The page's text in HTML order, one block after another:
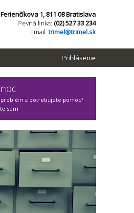
Ferienčíkova 1, 811 08 Bratislava
Pevná linka: (02) 527 33 234
Email:trimel@trimel.sk
Prihlásenie
problém a potrebujete pomoc?
sem